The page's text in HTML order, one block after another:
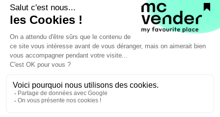
PAIEMENT SÉCURISÉ
NOUS SUIVRE